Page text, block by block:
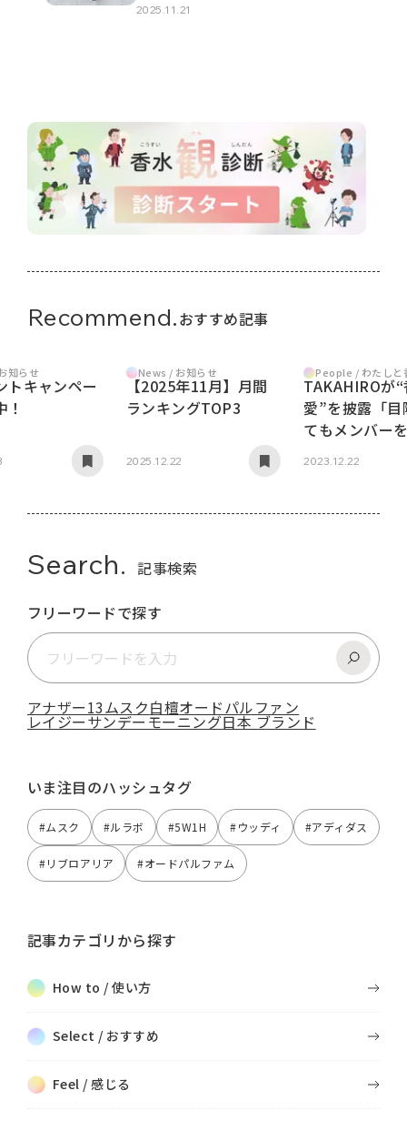
2025.11.21
Recommend.おすすめ記事
知らせ
トキャンペー
News / お知らせ
【2025年11月】月間
ランキングTOP3
2025.12.22
People / わたしと
TAKAHIROが
愛”を披露「目
てもメンバー
2023.12.22
Search. 記事検索
フリーワードで探す
アナザー13ムスク白檀オードパルファン
レイジーサンデーモーニング日本 ブランド
いま注目のハッシュタグ
#ムスク #ルラボ #5W1H #ウッディ #アディダス
#リブロアリア #オードパルファム
記事カテゴリから探す
How to / 使い方
Select / おすすめ
Feel / 感じる